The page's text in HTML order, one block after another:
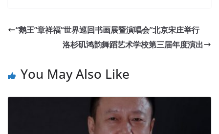
“鹅王”章祥福“世界巡回书画展暨演唱会”北京宋庄举行
洛杉矶鸿韵舞蹈艺术学校第三届年度演出
You May Also Like